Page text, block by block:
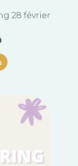
28 février
produit
Les